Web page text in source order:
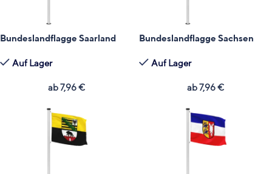
Bundeslandflagge Saarland
Auf Lager
ab7,96€
Bundeslandflagge Sachsen
Auf Lager
ab7,96€